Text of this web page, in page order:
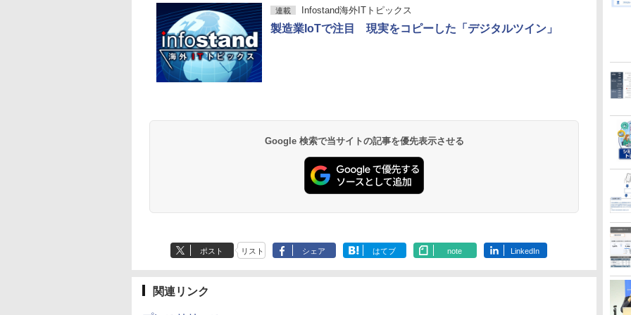
連載 Infostand海外ITトピックス
製造業IoTで注目 現実をコピーした「デジタルツイン」
Google 検索で当サイトの記事を優先表示させる
ポスト リスト シェア はてブ note LinkedIn
関連リンク